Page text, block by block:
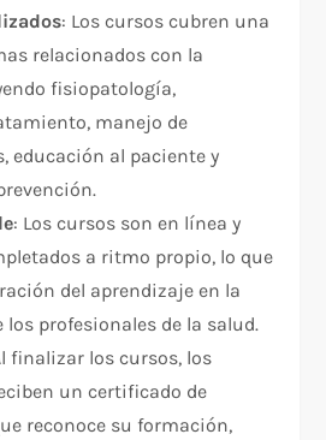
: Los cursos cubren una
relacionados con la
fisiopatología,
manejo de
educación al paciente y
: Los cursos son en línea y
a ritmo propio, lo que
del aprendizaje en la
profesionales de la salud.
finalizar los cursos, los
un certificado de
reconoce su formación,